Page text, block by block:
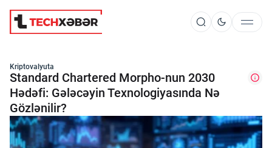
Süni İntellekt
Elm və Kosmos
Kriptovalyuta
Standard Chartered Morpho-nun 2030
Hədəfi: Gələcəyin Texnologiyasında Nə
Gözlənilir?